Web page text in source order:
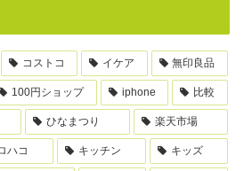
コストコ イケア 無印良品
100円ショップ iphone 比較
ひなまつり 楽天市場
ハコ キッチン キッズ